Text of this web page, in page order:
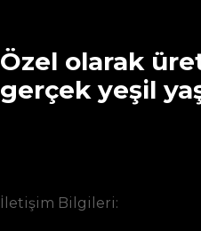
Özel olarak
gerçek yeşil
İletişim Bilgileri: